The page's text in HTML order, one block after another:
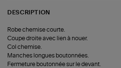
DESCRIPTION
Robe chemise courte.
Coupe droite avec lien à nouer.
Col chemise.
Manches longues boutonnées.
Fermeture boutonnée sur le devant.